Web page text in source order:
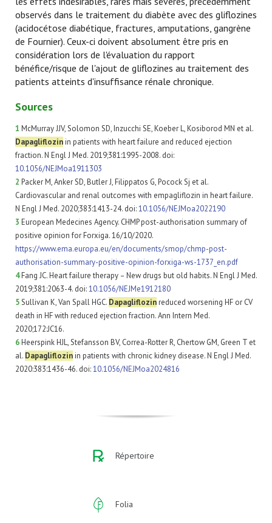
observés dans le traitement du diabète avec des gliflozines
(acidocétose diabétique, fractures, amputations, gangrène
de Fournier). Ceux-ci doivent absolument être pris en
considération lors de l'évaluation du rapport
bénéfice/risque de l'ajout de gliflozines au traitement des
patients atteints d'insuffisance rénale chronique.
Sources
1 McMurray JJV, Solomon SD, Inzucchi SE, Koeber L, Kosiborod MN et al.
Dapagliflozinin patients with heart failure and reduced ejection
fraction. N Engl J Med. 2019;381:1995-2008. doi:
10.1056/NEJMoa1911303
2 Packer M, Anker SD, Butler J, Filippatos G, Pocock Sj et al.
Cardiovascular and renal outcomes with empagliflozin in heart failure.
N Engl J Med. 2020;383:1413-24. doi:10.1056/NEJMoa2022190
3 European Medecines Agency. CHMP post-authorisation summary of
positive opinion for Forxiga. 16/10/2020.
https://www.ema.europa.eu/en/documents/smop/chmp-post-
authorisation-summary-positive-opinion-forxiga-ws-1737_en.pdf
4Fang JC. Heart failure therapy – New drugs but old habits. N Engl J Med.
2019;381:2063-4. doi:10.1056/NEJMe1912180
5Sullivan K, Van Spall HGC. Dapagliflozinreduced worsening HF or CV
death in HF with reduced ejection fraction. Ann Intern Med.
2020;172:JC16.
6Heerspink HJL, Stefansson BV, Correa-Rotter R, Chertow GM, Green T et
al. Dapagliflozinin patients with chronic kidney disease. N Engl J Med.
2020:383:1436-46. doi:10.1056/NEJMoa2024816
Répertoire
Folia